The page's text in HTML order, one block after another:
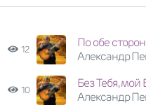
12
По обе
Александр
10
Без Тебя, мой
Александр